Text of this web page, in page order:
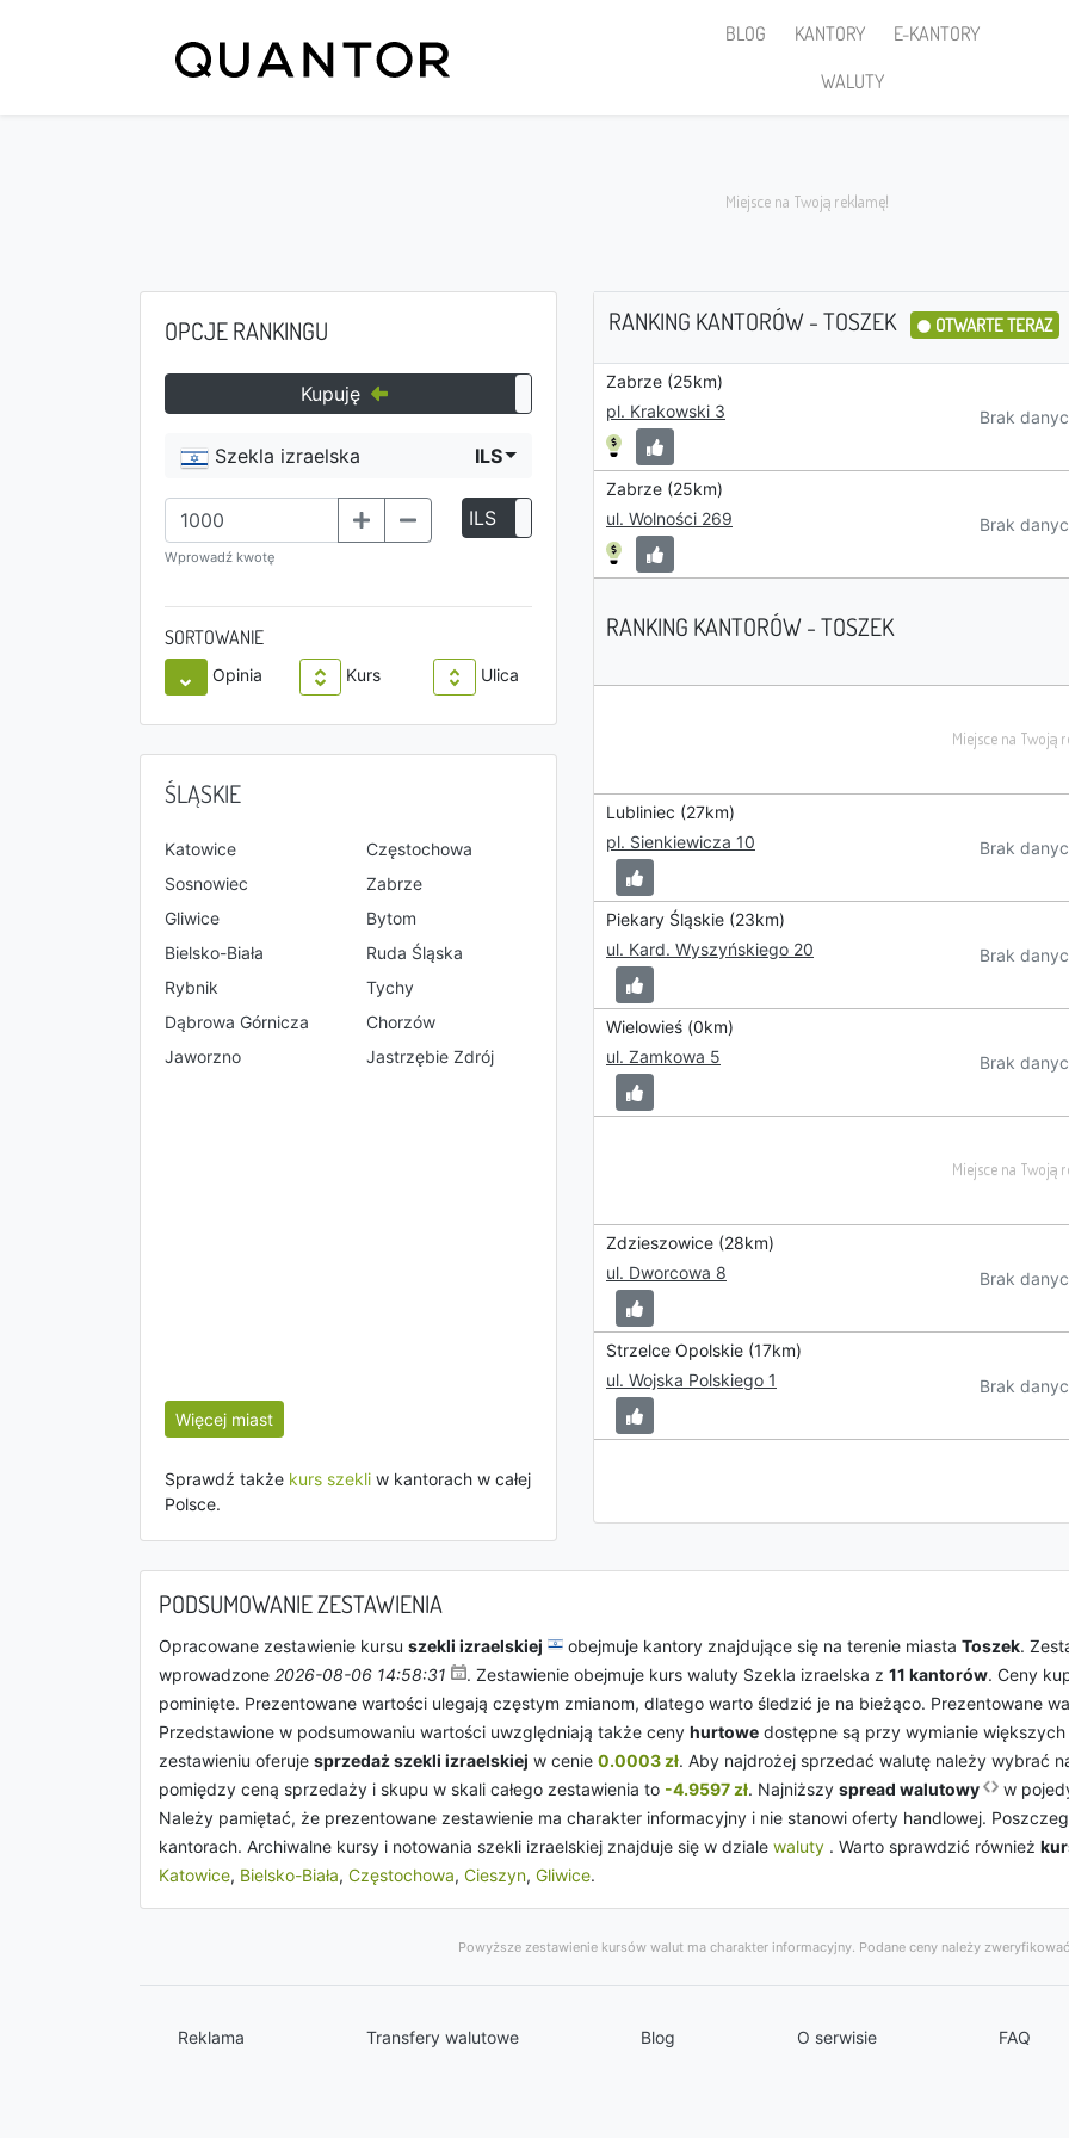
BLOG KANTORY
E-KANTORY
WALUTY
OPCJE RANKINGU
Kupuję Sprzedaję
Szekla izraelska ILS
Wprowadź kwotę
ILS
SORTOWANIE
Opinia Kurs Ulica
ŚLĄSKIE
Katowice
Częstochowa
Sosnowiec
Zabrze
Gliwice
Bytom
Bielsko-Biała
Ruda Śląska
Rybnik
Tychy
Dąbrowa Górnicza
Chorzów
Jaworzno
Jastrzębie Zdrój
Więcej miast
Sprawdź także kurs szekli w kantorach w całej
Polsce.
RANKING KANTORÓW - TOSZEK OTWARTE TERAZ
Zabrze (25km)
pl. Krakowski 3
Brak
Zabrze (25km)
ul. Wolności 269
Brak
RANKING KANTORÓW - TOSZEK
Lubliniec (27km)
pl. Sienkiewicza 10
Brak
Piekary Śląskie (23km)
ul. Kard. Wyszyńskiego 20
Brak
Wielowieś (0km)
ul. Zamkowa 5
Brak
Zdzieszowice (28km)
ul. Dworcowa 8
Brak
Strzelce Opolskie (17km)
ul. Wojska Polskiego 1
Brak
PODSUMOWANIE ZESTAWIENIA
Opracowane zestawienie kursu szekli izraelskiej obejmuje kantory znajdujące się na terenie miasta Toszek.
wprowadzone 2026-08-06 14:58:31 . Zestawienie obejmuje kurs waluty Szekla izraelska z 11 kantorów. Ceny
pominięte. Prezentowane wartości ulegają częstym zmianom, dlatego warto śledzić je na bieżąco. Prezentowane
Przedstawione w podsumowaniu wartości uwzględniają także ceny hurtowe dostępne są przy wymianie
zestawieniu oferuje sprzedaż szekli izraelskiej w cenie 0.0003 zł. Aby najdrożej sprzedać walutę należy wybrać
pomiędzy ceną sprzedaży i skupu w skali całego zestawienia to -4.9597 zł. Najniższy spread walutowy
w
Należy pamiętać, że prezentowane zestawienie ma charakter informacyjny i nie stanowi oferty handlowej.
kantorach. Archiwalne kursy i notowania szekli izraelskiej znajduje się w dziale waluty . Warto sprawdzić również
Katowice, Bielsko-Biała, Częstochowa, Cieszyn, Gliwice.
Powyższe zestawienie kursów walut ma charakter informacyjny. Podane ceny należy
Reklama Transfery walutowe Blog O serwisie FAQ